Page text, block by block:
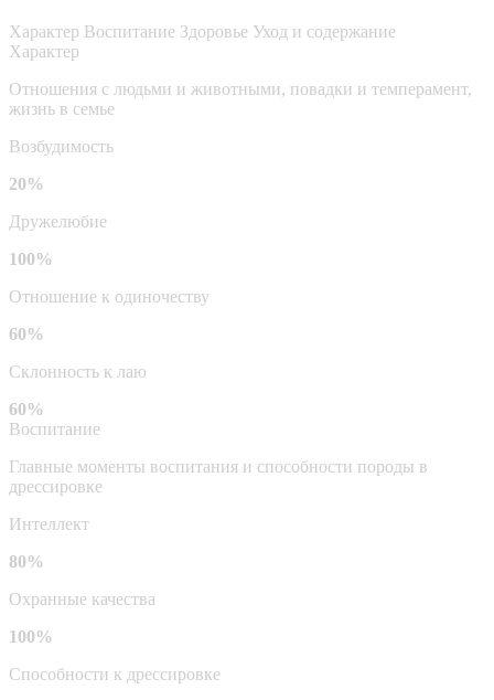
Характер Воспитание Здоровье Уход и содержание
Характер
Отношения с людьми и животными, повадки и темперамент,
жизнь в семье
Возбудимость
20%
Дружелюбие
100%
Отношение к одиночеству
60%
Склонность к лаю
60%
Воспитание
Главные моменты воспитания и способности породы в
дрессировке
Интеллект
80%
Охранные качества
100%
Способности к дрессировке